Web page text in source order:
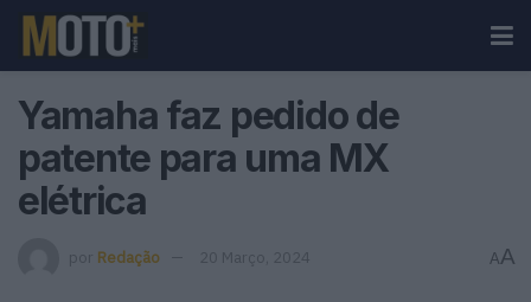
Yamaha faz pedido de
patente para uma MX
elétrica
por Redação 20 Março, 2024 AA